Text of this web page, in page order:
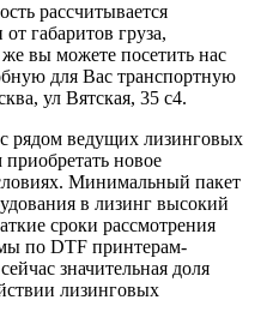
рассчитывается
габаритов груза,
вы можете посетить нас
для Вас транспортную
ул Вятская, 35 c4.
рядом ведущих лизинговых
новое
Минимальный пакет
в лизинг высокий
сроки рассмотрения
по DTF принтерам-
значительная доля
лизинговых